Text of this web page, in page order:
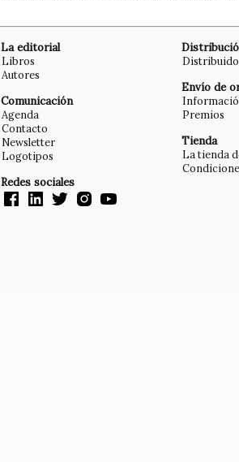
La editorial
Libros
Autores
Comunicación
Agenda
Contacto
Newsletter
Logotipos
Redes sociales
Envío de
Premios
Tienda
La tienda